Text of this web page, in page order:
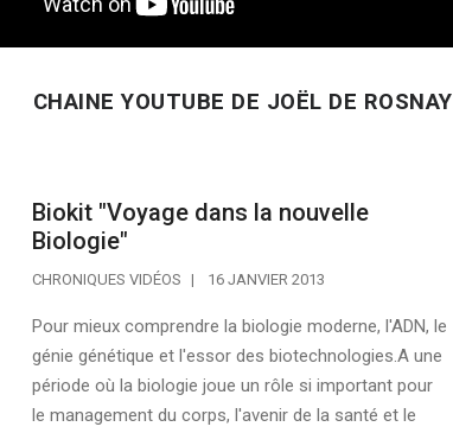
CHAINE YOUTUBE DE JOËL DE ROSNAY
Biokit "Voyage dans la nouvelle
Biologie"
CHRONIQUES VIDÉOS 16 JANVIER 2013
Pour mieux comprendre la biologie moderne, l'ADN, le
génie génétique et l'essor des biotechnologies.A une
période où la biologie joue un rôle si important pour
le management du corps, l'avenir de la santé et le